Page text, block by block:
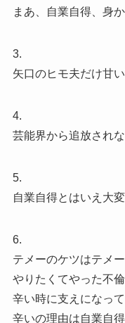
まあ、自業自得、身
3.
矢口のヒモ夫だけ甘
4.
芸能界から追放され
5.
自業自得とはいえ大
6.
テメーのケツはテメ
やりたくてやった不倫
辛い時に支えになっ
辛いの理由は自業自